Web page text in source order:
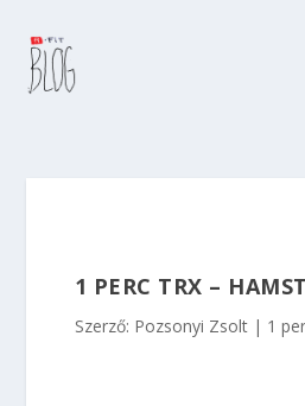
1 PERC TRX –
Szerző: Pozsonyi Zsolt 1